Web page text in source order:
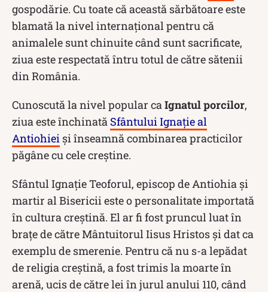
gospodărie. Cu toate că această sărbătoare este
blamată la nivel internațional pentru că
animalele sunt chinuite când sunt sacrificate,
ziua este respectată întru totul de către sătenii
din România.
Cunoscută la nivel popular ca Ignatul porcilor,
ziua este închinată Sfântului Ignație al
Antiohiei și înseamnă combinarea practicilor
păgâne cu cele creștine.
Sfântul Ignație Teoforul, episcop de Antiohia și
martir al Bisericii este o personalitate importată
în cultura creștină. El ar fi fost pruncul luat în
brațe de către Mântuitorul Iisus Hristos și dat ca
exemplu de smerenie. Pentru că nu s-a lepădat
de religia creștină, a fost trimis la moarte în
arenă, ucis de către lei în jurul anului 110, când